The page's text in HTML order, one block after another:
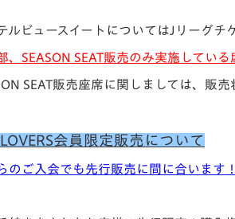
ルビュースイートについてはJリーグチ
、SEASON SEAT販売のみ実施している
SEAT販売座席に関しましては、販
会員限定販売について
のご入会でも先行販売に間に合います！